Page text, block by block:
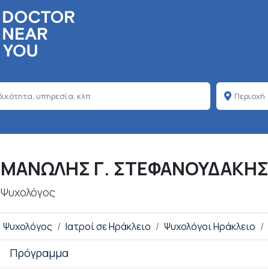
ΜΑΝΩΛΗΣ Γ. ΣΤΕΦΑΝΟΥΔΑΚΗΣ
Ψυχολόγος
Ψυχολόγος Ιατροί σε Ηράκλειο Ψυχολόγοι Ηράκλειο
Πρόγραμμα